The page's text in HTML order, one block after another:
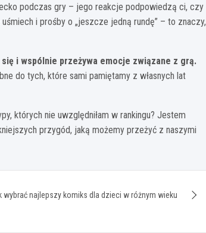
podczas gry – jego reakcje podpowiedzą ci, czy
i prośby o „jeszcze jedną rundę” – to znaczy,
i wspólnie przeżywa emocje związane z grą.
do tych, które sami pamiętamy z własnych lat
których nie uwzględniłam w rankingu? Jestem
przygód, jaką możemy przeżyć z naszymi
wybrać najlepszy komiks dla dzieci w różnym wieku